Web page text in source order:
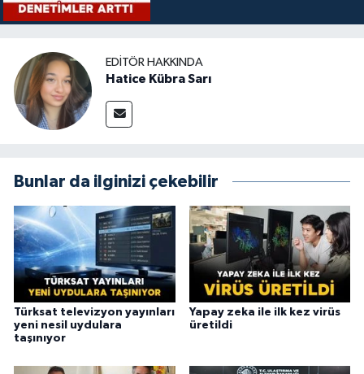
EDITÖR HAKKINDA
Hatice Kübra Sarı
Bunlar da ilginizi çekebilir
Türksat televizyon yayınları
yeni nesil uydulara
taşınıyor
Yapay zeka ile ilk kez virüs
üretildi